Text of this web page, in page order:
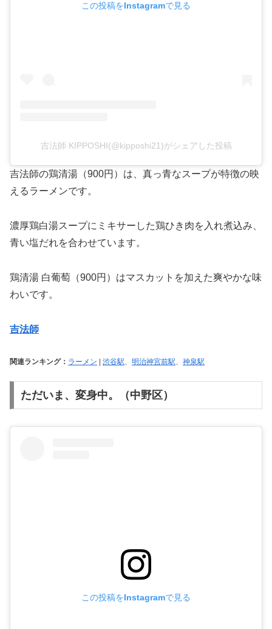
この投稿をInstagramで見る
吉法師 KIPPOSHI(@kipposhi21)がシェアした投稿
吉法師の鶏清湯（900円）は、真っ青なスープが特徴の映
えるラーメンです。
濃厚鶏白湯スープにミキサーした鶏ひき肉を入れ煮込み、
青い塩だれを合わせています。
鶏清湯 白葡萄（900円）はマスカットを加えた爽やかな味
わいです。
吉法師
関連ランキング： ラーメン | 渋谷駅 明治神宮前駅 神泉駅
ただいま、変身中。（中野区）
この投稿をInstagramで見る